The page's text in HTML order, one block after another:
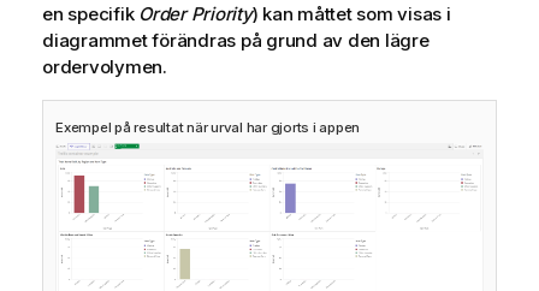
en specifik Order Priority) kan måttet som visas i
diagrammet förändras på grund av den lägre
ordervolymen.
Exempel på resultat när urval har gjorts i appen